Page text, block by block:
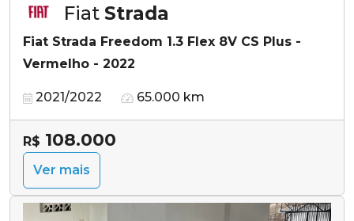
Fiat Strada
Fiat Strada Freedom 1.3 Flex 8V CS Plus -
Vermelho - 2022
2021/2022 65.000 km
R$ 108.000
Ver mais